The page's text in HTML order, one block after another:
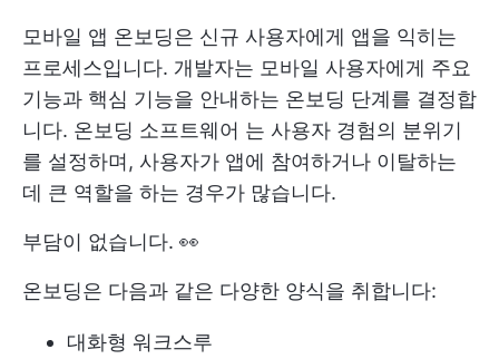
모바일 앱 온보딩은 신규 사용자에게 앱을 익히는
프로세스입니다. 개발자는 모바일 사용자에게 주요
기능과 핵심 기능을 안내하는 온보딩 단계를 결정합
니다. 온보딩 소프트웨어 는 사용자 경험의 분위기
를 설정하며, 사용자가 앱에 참여하거나 이탈하는
데 큰 역할을 하는 경우가 많습니다.
부담이 없습니다. 👀
온보딩은 다음과 같은 다양한 양식을 취합니다:
대화형 워크스루